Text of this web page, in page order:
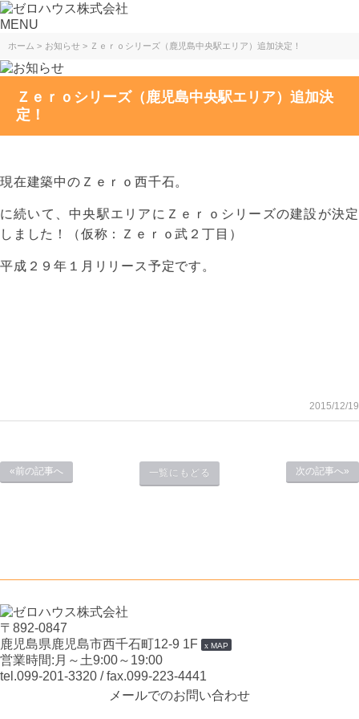
MENU
ホーム お知らせ Ｚｅｒｏシリーズ（鹿児島中央駅エリア）追加決定！
Ｚｅｒｏシリーズ（鹿児島中央駅エリア）追加決
定！
現在建築中のＺｅｒｏ西千石。
に続いて、中央駅エリアにＺｅｒｏシリーズの建設が決定
しました！（仮称：Ｚｅｒｏ武２丁目）
平成２９年１月リリース予定です。
2015/12/19
«前の記事へ 次の記事へ»
一覧にもどる
〒892-0847
鹿児島県鹿児島市西千石町12-9 1F
MAP
営業時間:月～土9:00～19:00
tel.099-201-3320 / fax.099-223-4441
メールでのお問い合わせ